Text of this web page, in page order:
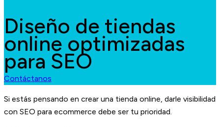
Diseño de tiendas
online optimizadas
para SEO
Contáctanos
Si estás pensando en crear una tienda online, darle visibilidad
con SEO para ecommerce debe ser tu prioridad.